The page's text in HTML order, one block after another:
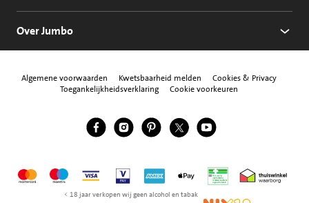
Over Jumbo
Algemene voorwaarden Kwetsbaarheid melden
Cookies & Privacy
Toegankelijkheidsverklaring
Cookie voorkeuren
Volg ons
Jumbo Facebook
Jumbo Instagram
Jumbo Pinterest
Jumbo Twitter
Jumbo YouTube
MastercardMaestroVisa Vpay American Express
Apple Pay Thuiswinkel
< 18 jaar verkopen wij geen alcohol en tabak NIX18